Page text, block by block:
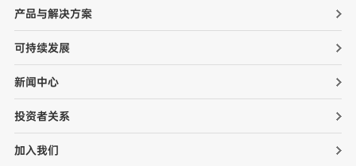
产品与解决方案
可持续发展
新闻中心
投资者关系
加入我们